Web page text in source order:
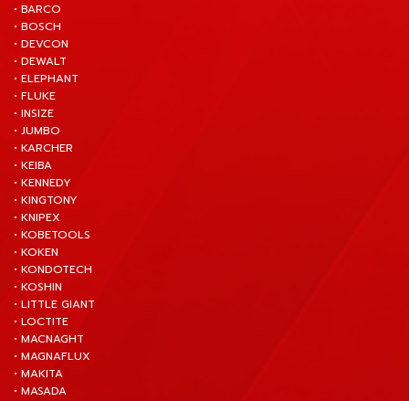
• BARCO
• BOSCH
• DEVCON
• DEWALT
• ELEPHANT
• FLUKE
• INSIZE
• JUMBO
• KARCHER
• KEIBA
• KENNEDY
• KINGTONY
• KNIPEX
• KOBETOOLS
• KOKEN
• KONDOTECH
• KOSHIN
• LITTLE GIANT
• LOCTITE
• MACNAGHT
• MAGNAFLUX
• MAKITA
• MASADA